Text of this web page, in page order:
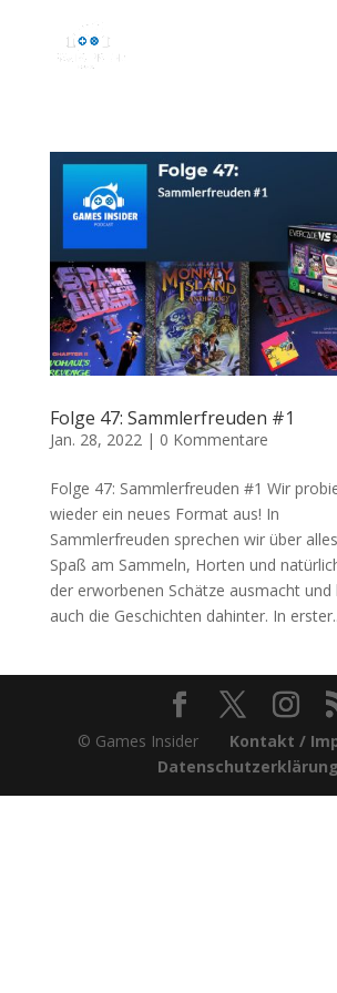
Folge 47: Sammlerfreuden #1
Jan. 28, 2022 | 0 Kommentare
Folge 47: Sammlerfreuden #1 Wir
wieder ein neues Format aus! In
Sammlerfreuden sprechen wir über
Spaß am Sammeln, Horten und
der erworbenen Schätze ausmacht und
auch die Geschichten dahinter. In
© Games Insider Kontakt /
Datenschutzerklärung